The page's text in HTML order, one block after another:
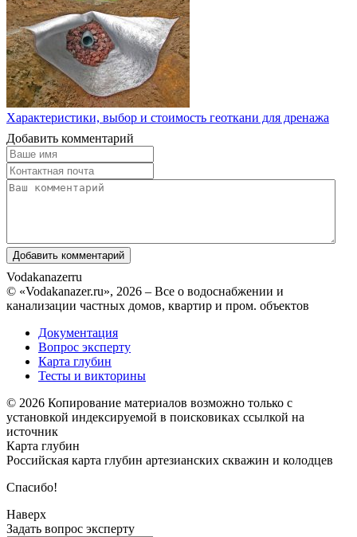
Характеристики, выбор и стоимость геоткани для дренажа
Добавить комментарий
Vodakanazerru
© «Vodakanazer.ru», 2026 – Все о водоснабжении и
канализации частных домов, квартир и пром. объектов
Документация
Вопрос эксперту
Карта глубин
Тесты и викторины
© 2026 Копирование материалов возможно только с
установкой индексируемой в поисковиках ссылкой на
источник
Карта глубин
Российская карта глубин артезианских скважин и колодцев
Спасибо!
Наверх
Задать вопрос эксперту